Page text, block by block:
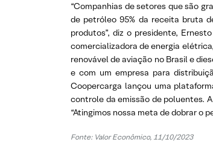
“Companhias de setores que são
de petróleo 95% da receita bruta
produtos”, diz o presidente,
comercializadora de energia
renovável de aviação no Brasil e
e com um empresa para
Coopercarga lançou uma
controle da emissão de poluentes.
“Atingimos nossa meta de dobrar o
Fonte: Valor Econômico, 11/10/2023